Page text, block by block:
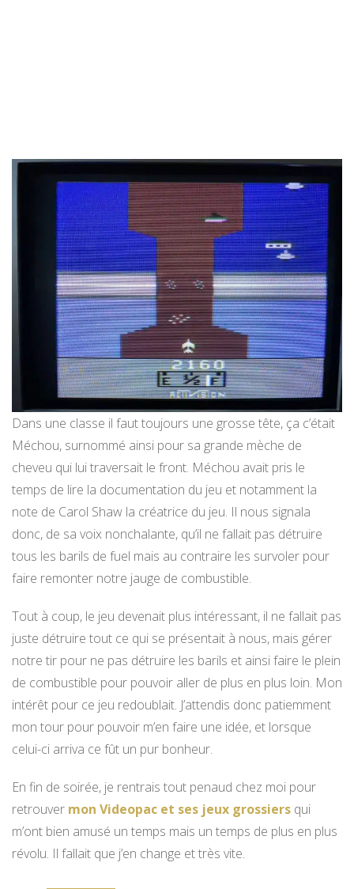
Dans une classe il faut toujours une grosse tête, ça c’était
Méchou, surnommé ainsi pour sa grande mèche de
cheveu qui lui traversait le front. Méchou avait pris le
temps de lire la documentation du jeu et notamment la
note de Carol Shaw la créatrice du jeu. Il nous signala
donc, de sa voix nonchalante, qu’il ne fallait pas détruire
tous les barils de fuel mais au contraire les survoler pour
faire remonter notre jauge de combustible.
Tout à coup, le jeu devenait plus intéressant, il ne fallait pas
juste détruire tout ce qui se présentait à nous, mais gérer
notre tir pour ne pas détruire les barils et ainsi faire le plein
de combustible pour pouvoir aller de plus en plus loin. Mon
intérêt pour ce jeu redoublait. J’attendis donc patiemment
mon tour pour pouvoir m’en faire une idée, et lorsque
celui-ci arriva ce fût un pur bonheur.
En fin de soirée, je rentrais tout penaud chez moi pour
retrouver mon Videopac et ses jeux grossiers qui
m’ont bien amusé un temps mais un temps de plus en plus
révolu. Il fallait que j’en change et très vite.